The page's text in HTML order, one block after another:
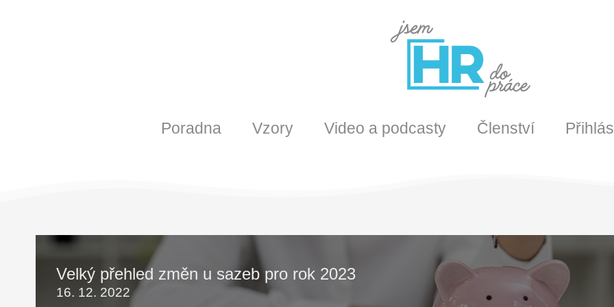
Poradna Vzory Video a podcasty Členství
Velký přehled změn u sazeb pro rok 2023
16. 12. 2022